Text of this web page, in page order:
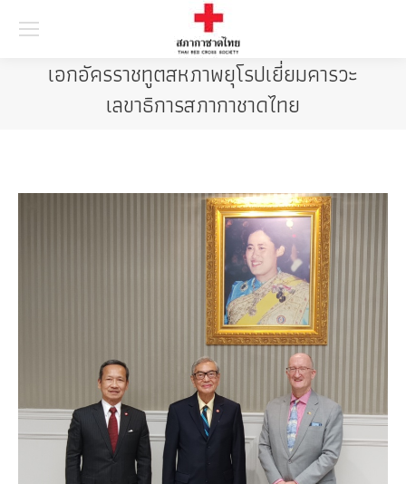
เอกอัครราชทูตสหภาพยุโรปเยี่ยมคารวะ
เลขาธิการสภากาชาดไทย